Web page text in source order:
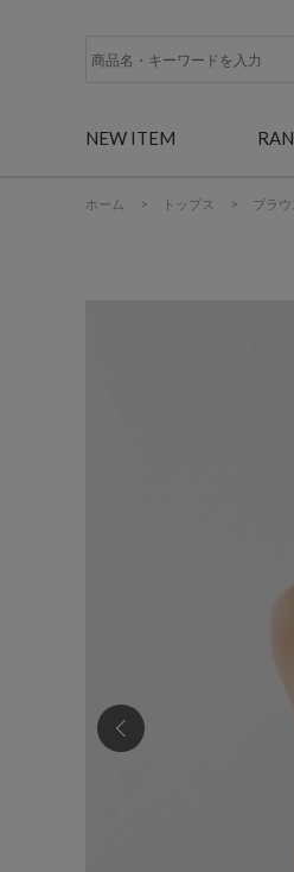
NEW ITEM
ホーム > トップス > ブラウ